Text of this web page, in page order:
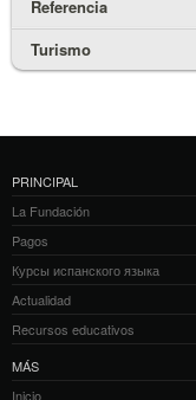
Referencia
Turismo
PRINCIPAL
La Fundación
Pagos
Курсы испанского языка
Actualidad
Recursos educativos
MÁS
Inicio